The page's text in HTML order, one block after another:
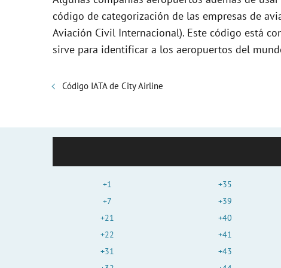
código de categorización de las empresas de
Aviación Civil Internacional). Este código está
sirve para identificar a los aeropuertos del
Código IATA de City Airline
+1
+7
+21
+22
+31
+35
+39
+40
+41
+43